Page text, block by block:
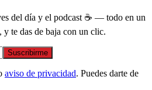
del día y el podcast ☕ — todo en un
te das de baja con un clic.
Suscribirme
aviso de privacidad. Puedes darte de